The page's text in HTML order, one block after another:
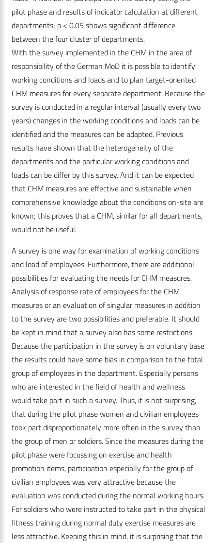
pilot phase and results of indicator calculation at different
departments; p < 0.05 shows significant difference
between the four cluster of departments.
With the survey implemented in the CHM in the area of
responsibility of the German MoD it is possible to identify
working conditions and loads and to plan target-oriented
CHM measures for every separate department. Because the
survey is conducted in a regular interval (usually every two
years) changes in the working conditions and loads can be
identified and the measures can be adapted. Previous
results have shown that the heterogeneity of the
departments and the particular working conditions and
loads can be differ by this survey. And it can be expected
that CHM measures are effective and sustainable when
comprehensive knowledge about the conditions on-site are
known; this proves that a CHM, similar for all departments,
would not be useful.
A survey is one way for examination of working conditions
and load of employees. Furthermore, there are additional
possibilities for evaluating the needs for CHM measures.
Analysis of response rate of employees for the CHM
measures or an evaluation of singular measures in addition
to the survey are two possibilities and preferable. It should
be kept in mind that a survey also has some restrictions.
Because the participation in the survey is on voluntary base
the results could have some bias in comparison to the total
group of employees in the department. Especially persons
who are interested in the field of health and wellness
would take part in such a survey. Thus, it is not surprising,
that during the pilot phase women and civilian employees
took part disproportionately more often in the survey than
the group of men or soldiers. Since the measures during the
pilot phase were focussing on exercise and health
promotion items, participation especially for the group of
civilian employees was very attractive because the
evaluation was conducted during the normal working hours.
For soldiers who were instructed to take part in the physical
fitness training during normal duty exercise measures are
less attractive. Keeping this in mind, it is surprising that the